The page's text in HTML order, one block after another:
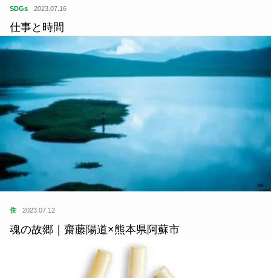
SDGs 2023.07.16
仕事と時間
住 2023.07.12
魂の故郷｜齋藤陽道×熊本県阿蘇市